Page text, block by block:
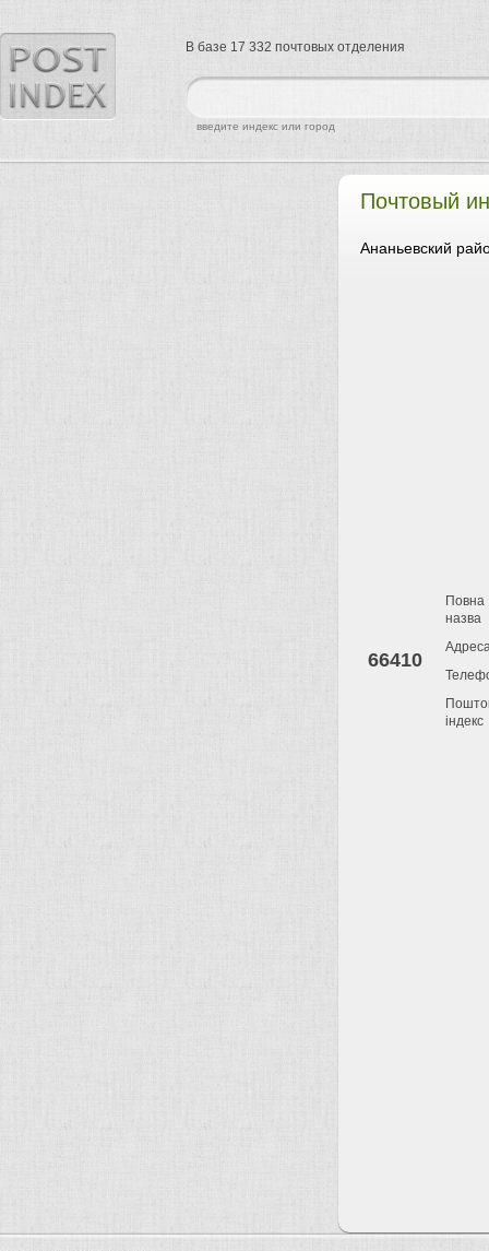
Почтовый
Ананьевский
66410
Повна
назва
індекс
найти
введите индекс или город
В базе 17 332 почтовых отделения